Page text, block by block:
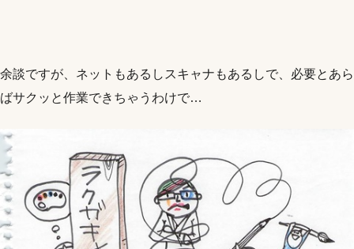
余談ですが、ネットもあるしスキャナもあるしで、必要とあら
ばサクッと作業できちゃうわけで…